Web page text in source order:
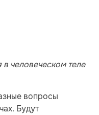
человеческом теле
вопросы
Будут